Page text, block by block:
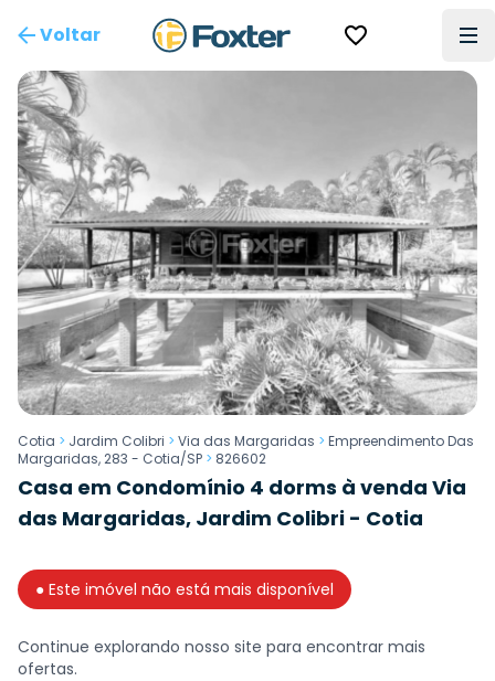
Voltar
Cotia > Jardim Colibri > Via das Margaridas > Empreendimento Das
Margaridas, 283 - Cotia/SP > 826602
Casa em Condomínio 4 dorms à venda Via
das Margaridas, Jardim Colibri - Cotia
● Este imóvel não está mais disponível
Continue explorando nosso site para encontrar mais
ofertas.